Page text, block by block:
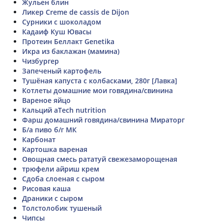
Жульен блин
Ликер Creme de cassis de Dijon
Сурники с шоколадом
Кадаиф Куш Ювасы
Протеин Беллакт Genetika
Икра из баклажан (мамина)
Чизбургер
Запеченый картофель
Тушёная капуста с колбасками, 280г [Лавка]
Котлеты домашние мои говядина/свинина
Вареное яйцо
Кальций aTech nutrition
Фарш домашний говядина/свинина Мираторг
Б/а пиво б/г МК
Карбонат
Картошка вареная
Овощная смесь рататуй свежезаморощеная
трюфели айриш крем
Сдоба слоеная с сыром
Рисовая каша
Драники с сыром
Толстолобик тушеный
Чипсы